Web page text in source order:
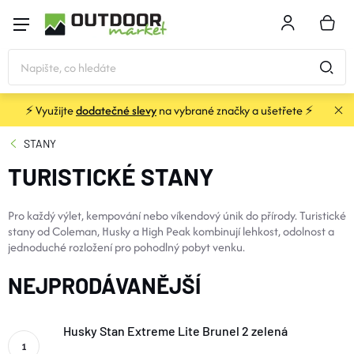
obsah
KOŠÍK
STANY
SPACÁKY
BATOHY A TAŠKY
⚡ Využijtedodatečné slevyna vybrané značky a ušetřete ⚡
STANY
TURISTICKÉ STANY
Pro každý výlet, kempování nebo víkendový únik do přírody. Turistické
stany od Coleman, Husky a High Peak kombinují lehkost, odolnost a
jednoduché rozložení pro pohodlný pobyt venku.
NEJPRODÁVANĚJŠÍ
Husky Stan Extreme Lite Brunel 2 zelená